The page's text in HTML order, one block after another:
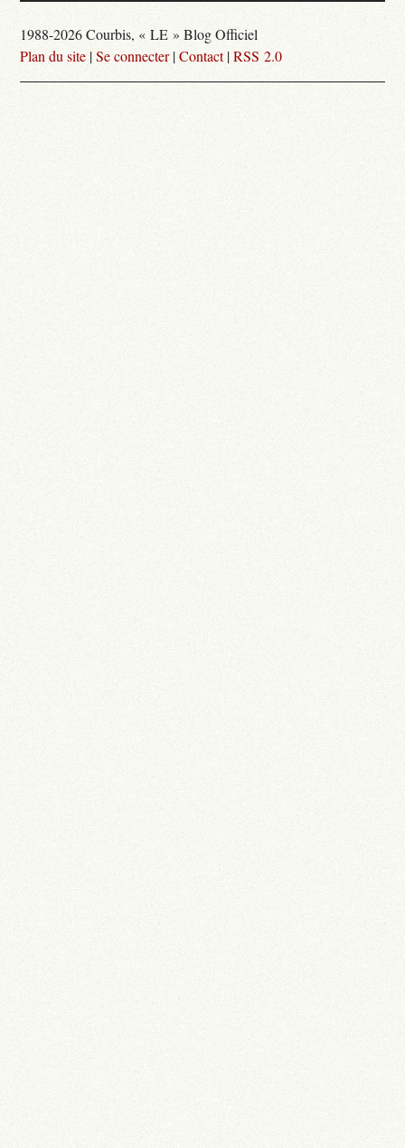
1988-2026 Courbis, « LE » Blog Officiel
Plan du site |Se connecter|Contact|RSS 2.0